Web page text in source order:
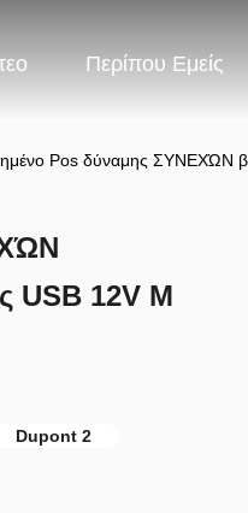
Περίπου Εμείς
Pos δύναμης ΣΥΝΕΧΏΝ
USB 12V Μ
Dupont 2